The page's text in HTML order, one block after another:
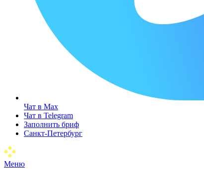
Чат в Max
Чат в Telegram
Заполнить бриф
Санкт-Петербург
Меню